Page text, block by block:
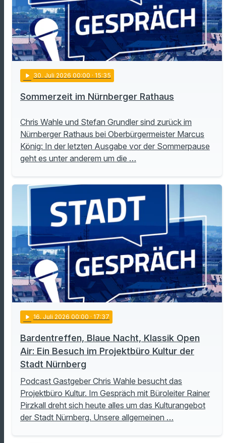
play_arrow 30. Juli 2026 00:00 · 15:35
Sommerzeit im Nürnberger Rathaus
Chris Wahle und Stefan Grundler sind zurück im
Nürnberger Rathaus bei Oberbürgermeister Marcus
König: In der letzten Ausgabe vor der Sommerpause
geht es unter anderem um die …
play_arrow 16. Juli 2026 00:00 · 17:37
Bardentreffen, Blaue Nacht, Klassik Open
Air: Ein Besuch im Projektbüro Kultur der
Stadt Nürnberg
Podcast Gastgeber Chris Wahle besucht das
Projektbüro Kultur. Im Gespräch mit Büroleiter Rainer
Pirzkall dreht sich heute alles um das Kulturangebot
der Stadt Nürnberg. Unsere allgemeinen …